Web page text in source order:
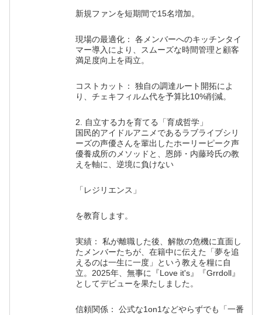
新規ファンを短期間で15名増加。
現場の最適化： 各メンバーへのキッチンタイ
マー導入により、スムーズな時間管理と顧客
満足度向上を両立。
コストカット： 独自の調達ルート開拓によ
り、チェキフィルム代を予算比10%削減。
2. 自立する力を育てる「育成哲学」
国民的アイドルアニメであるラブライブシリ
ーズの声優さんを輩出したホーリーピーク声
優養成所のメソッドと、恩師・内藤玲氏の教
えを軸に、逆境に負けない
「レジリエンス」
を教育します。
実績： 私が離職した後、解散の危機に直面し
たメンバーたちが、在籍中に伝えた「夢を追
えるのは一生に一度」という教えを糧に自
立。2025年、無事に『Love it's』『Grrdoll』
としてデビューを果たしました。
信頼関係： 公式な1on1などやらずでも「一番